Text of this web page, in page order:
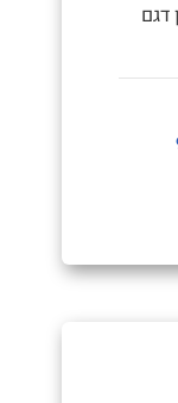
דגם